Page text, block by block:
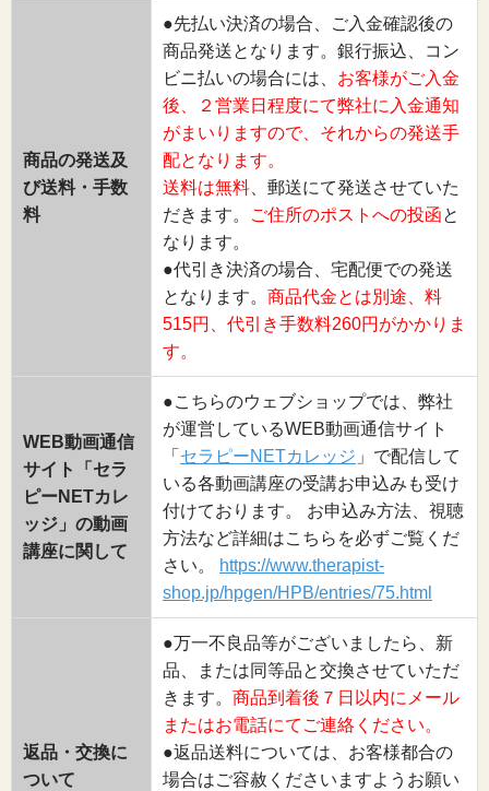
商品の発送及
び送料・手数
料
●先払い決済の場合、ご入金確認後の
商品発送となります。銀行振込、コン
ビニ払いの場合には、 お客様がご入金
後、２営業日程度にて弊社に入金通知
がまいりますので、それからの発送手
配となります。
送料は無料 、郵送にて発送させていた
だきます。
ご住所のポストへの投函と
なります。
●代引き決済の場合、宅配便での発送
となります。 商品代金とは別途、料
515円、代引き手数料260円がかかりま
す。
WEB動画通信
サイト「セラ
ピーNETカレ
ッジ」の動画
講座に関して
●こちらのウェブショップでは、弊社
が運営しているWEB動画通信サイト
「 セラピーNETカレッジ 」で配信して
いる各動画講座の受講お申込みも受け
付けております。 お申込み方法、視聴
方法など詳細はこちらを必ずご覧くだ
さい。
https://www.therapist-
shop.jp/hpgen/HPB/entries/75.html
返品・交換に
ついて
●万一不良品等がございましたら、新
品、または同等品と交換させていただ
きます。 商品到着後７日以内にメール
またはお電話にてご連絡ください。
●返品送料については、お客様都合の
場合はご容赦くださいますようお願い